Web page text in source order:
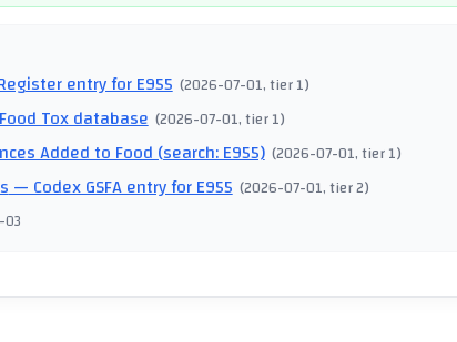
entry for E955 (2026-07-01, tier 1)
Tox database (2026-07-01, tier 1)
Added to Food (search: E955) (2026-07-01, tier 1)
— Codex GSFA entry for E955 (2026-07-01, tier 2)